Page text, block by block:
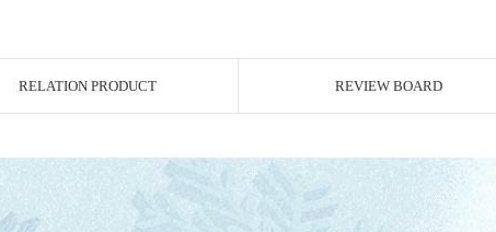
RELATION PRODUCT REVIEW BOARD